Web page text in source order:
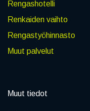
Rengashotelli
Renkaiden vaihto
Rengastyöhinnasto
Muut palvelut
Muut tiedot